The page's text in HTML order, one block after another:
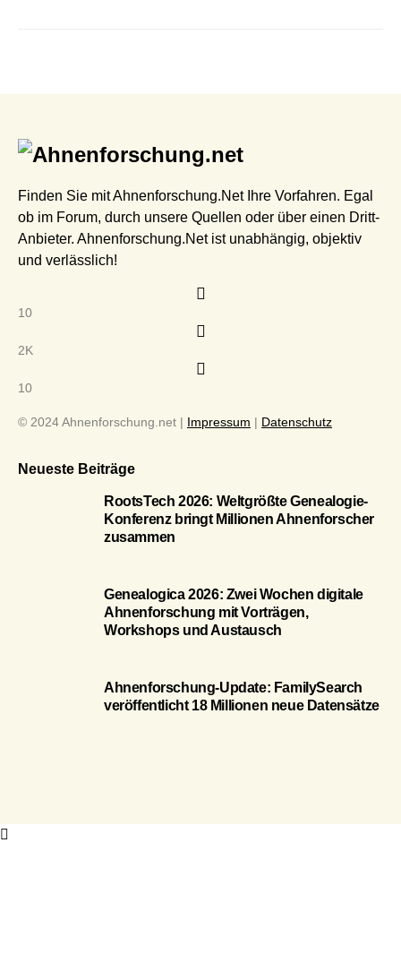
Finden Sie mit Ahnenforschung.Net Ihre Vorfahren. Egal
ob im Forum, durch unsere Quellen oder über einen Dritt-
Anbieter. Ahnenforschung.Net ist unabhängig, objektiv
und verlässlich!
10
2K
10
© 2024 Ahnenforschung.net | Impressum | Datenschutz
Neueste Beiträge
RootsTech 2026: Weltgrößte Genealogie-
Konferenz bringt Millionen Ahnenforscher
zusammen
Genealogica 2026: Zwei Wochen digitale
Ahnenforschung mit Vorträgen,
Workshops und Austausch
Ahnenforschung-Update: FamilySearch
veröffentlicht 18 Millionen neue Datensätze